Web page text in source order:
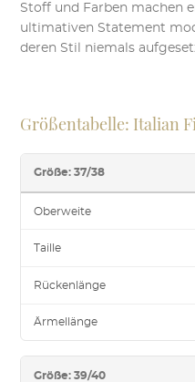
Stoff und Farben machen
ultimativen Statement
deren Stil niemals
Größentabelle: Italian
Größe: 37/38
Oberweite
Taille
Rückenlänge
Ärmellänge
Größe: 39/40